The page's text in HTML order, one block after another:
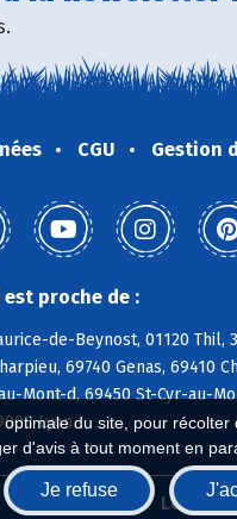
du site, pour
d'avis à tout moment en
Je refuse
CGU Gestion
proche de :
de-Beynost, 01120 Thil,
69740 Genas, 69410
Mont-d, 69450 St-Cyr-au-
Lyon
Biocoop.fr Le